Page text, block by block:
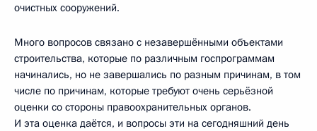
очистных сооружений.
Много вопросов связано с незавершёнными объектами
строительства, которые по различным госпрограммам
начинались, но не завершались по разным причинам, в том
числе по причинам, которые требуют очень серьёзной
оценки со стороны правоохранительных органов.
И эта оценка даётся, и вопросы эти на сегодняшний день